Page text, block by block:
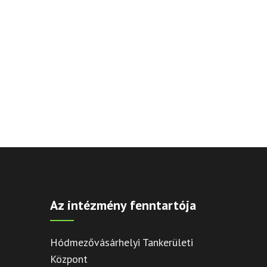
Az intézmény fenntartója
Hódmezővásárhelyi Tankerületi
Központ